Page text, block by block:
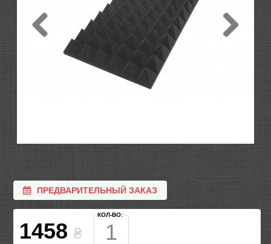
ПРЕДВАРИТЕЛЬНЫЙ ЗАКАЗ
1458 ₴
КОЛ-ВО: